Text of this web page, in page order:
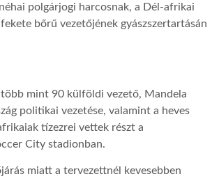
polgárjogi harcosnak, a Dél-afrikai
fekete bőrű vezetőjének gyászszertartásán
mint 90 külföldi vezető, Mandela
politikai vezetése, valamint a heves
tízezrei vettek részt a
City stadionban.
miatt a tervezettnél kevesebben